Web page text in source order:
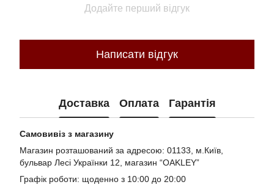
Додайте перший відгук
Написати відгук
Доставка Оплата Гарантія
Самовивіз з магазину
Магазин розташований за адресою: 01133, м.Київ,
бульвар Лесі Українки 12, магазин “OAKLEY”
Графік роботи: щоденно з 10:00 до 20:00